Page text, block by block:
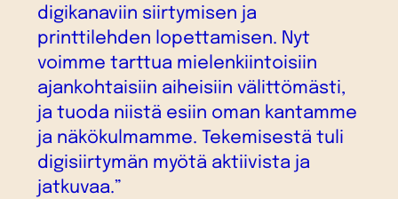
digikanaviin siirtymisen ja
printtilehden lopettamisen. Nyt
voimme tarttua mielenkiintoisiin
ajankohtaisiin aiheisiin välittömästi,
ja tuoda niistä esiin oman kantamme
ja näkökulmamme. Tekemisestä tuli
digisiirtymän myötä aktiivista ja
jatkuvaa.”